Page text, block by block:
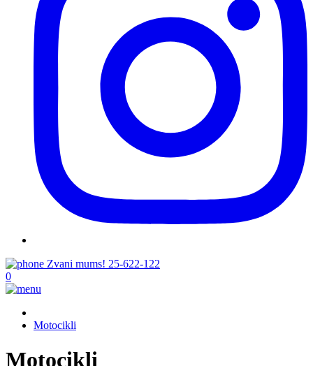
Zvani mums! 25-622-122
0
Motocikli
Motocikli